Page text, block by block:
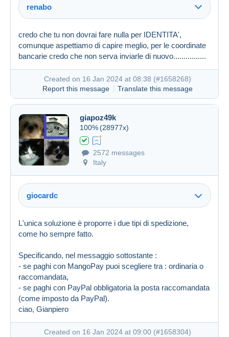
renabo
Created on 16 Jan 2024 at 07:25
credo che tu non dovrai fare nulla per IDENTITA',
comunque aspettiamo di capire meglio, per le coordinate
bancarie credo che non serva inviarle di nuovo................
Created on 16 Jan 2024 at 08:38 (#1658268)
Report this message
Translate this message
giapoz49k
100% (28977x)
2572 messages
Italy
giocardc
L'unica soluzione è proporre i due tipi di spedizione,
come ho sempre fatto.
Specificando, nel messaggio sottostante :
- se paghi con MangoPay puoi scegliere tra : ordinaria o
raccomandata,
- se paghi con PayPal obbligatoria la posta raccomandata
(come imposto da PayPal).
ciao, Gianpiero
Created on 16 Jan 2024 at 09:00 (#1658304)